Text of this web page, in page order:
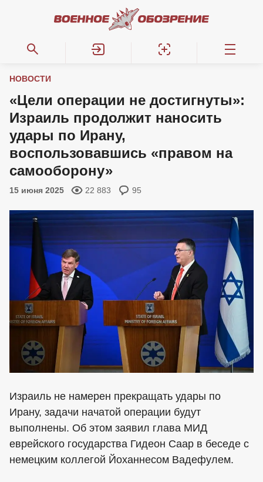
НОВОСТИ
«Цели операции не достигнуты»:
Израиль продолжит наносить
удары по Ирану,
воспользовавшись «правом на
самооборону»
15 июня 2025 22 883 95
Израиль не намерен прекращать удары по
Ирану, задачи начатой операции будут
выполнены. Об этом заявил глава МИД
еврейского государства Гидеон Саар в беседе с
немецким коллегой Йоханнесом Вадефулем.